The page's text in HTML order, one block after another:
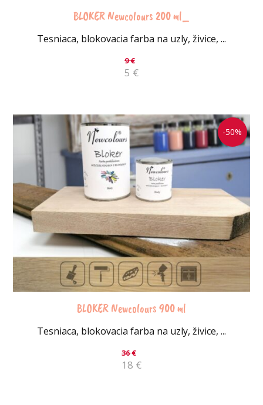
BLOKER Newcolours 200 ml_
Tesniaca, blokovacia farba na uzly, živice, ...
9€
5 €
-50%
BLOKER Newcolours 900 ml
Tesniaca, blokovacia farba na uzly, živice, ...
36€
18 €